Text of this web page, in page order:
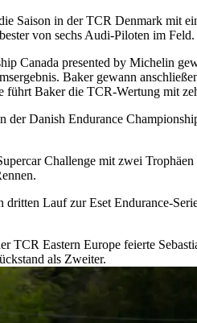
Saison in der TCR Denmark mit
von sechs Audi-Piloten im Feld.
Canada presented by Michelin
Baker gewann
Baker die TCR-Wertung mit
der Danish Endurance
Challenge mit zwei
dritten Lauf zur Eset Endurance-
TCR Eastern Europe feierte
als Zweiter.